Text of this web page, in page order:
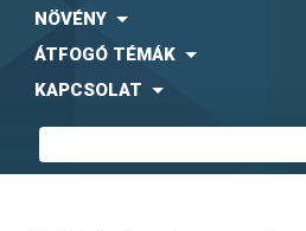
NÖVÉNY
ÁTFOGÓ TÉMÁK
KAPCSOLAT